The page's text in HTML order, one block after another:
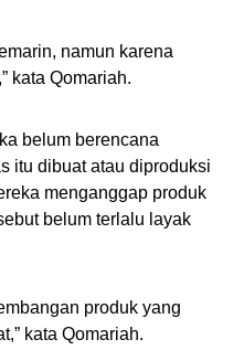
namun karena
kata Qomariah.
belum berencana
itu dibuat atau diproduksi
menganggap produk
belum terlalu layak
produk yang
kata Qomariah.